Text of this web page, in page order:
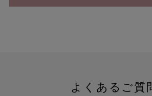
よくあるご質